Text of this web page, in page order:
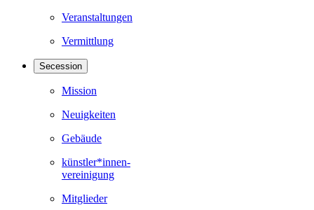
Veranstaltungen
Vermittlung
Secession
Mission
Neuigkeiten
Gebäude
künstler*innen-
vereinigung
Mitglieder